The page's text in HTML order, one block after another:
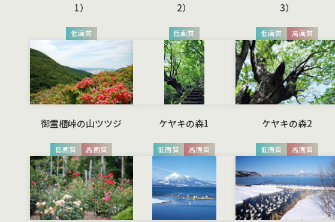
1）
低画質
2）
低画質
3）
低画質 高画質
御霊櫃峠の山ツツジ
低画質 高画質
ケヤキの森1
低画質 高画質
ケヤキの森2
低画質 高画質